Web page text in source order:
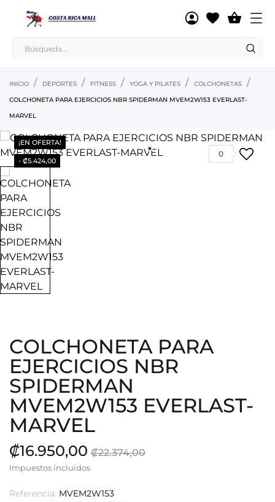

INICIO DEPORTES FITNESS YOGA Y PILATES
COLCHONETAS
COLCHONETA PARA EJERCICIOS NBR SPIDERMAN MVEM2W153 EVERLAST-
MARVEL
¡EN OFERTA!
- ₡5.424,00
0
COLCHONETA PARA
EJERCICIOS NBR
SPIDERMAN
MVEM2W153 EVERLAST-
MARVEL
₡16.950,00 ₡22.374,00
Impuestos incluidos
Referencia: MVEM2W153